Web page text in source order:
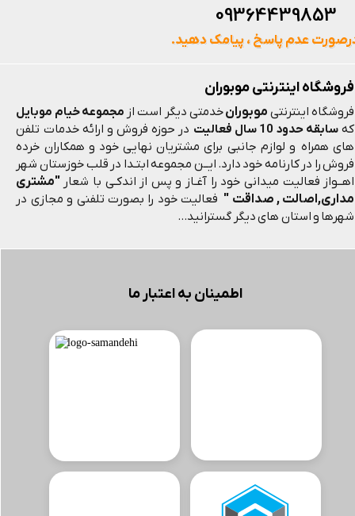
فروشگاه اینترنتی موبوران
فروشگاه اینترنتی موبورانخدمتی دیگر است از مجموعه خیام موبایل
که سابقه حدود 10 سال فعالیت
در حوزه فروش و ارائه خدمات تلفن
های همراه و لوازم جانبی برای مشتریان نهایی خود و همکاران خرده
فروش را در کارنامه خود دارد. ایــن مجموعه ابتـدا در قلب خوزستان شهر
اهــواز فعالیت میدانی خود را آغـاز و پس از اندکـی با شعار "مشتری
مداری,اصالت , صداقت " فعالیت خود را بصورت تلفنی و مجازی در
شهرها و استان های دیگر گسترانید...
اطمینان به اعتبار ما
عدم پاسخ ، پیامک دهید.